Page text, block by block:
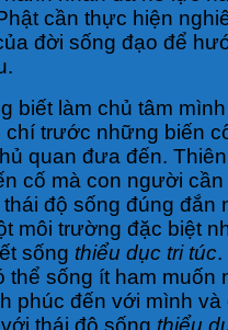
cần thực hiện
đời sống đạo để
biết làm chủ tâm
chí trước những biến
quan đưa đến.
cố mà con người cần
độ sống đúng đắn
môi trường đặc biệt
sống thiểu dục tri túc.
thể sống ít ham muốn
phúc đến với mình và
thái độ sống thiểu